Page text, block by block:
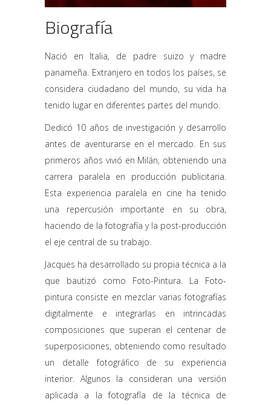
Biografía
Nació en Italia, de padre suizo y madre
panameña. Extranjero en todos los países, se
considera ciudadano del mundo, su vida ha
tenido lugar en diferentes partes del mundo.
Dedicó 10 años de investigación y desarrollo
antes de aventurarse en el mercado. En sus
primeros años vivió en Milán, obteniendo una
carrera paralela en producción publicitaria.
Esta experiencia paralela en cine ha tenido
una repercusión importante en su obra,
haciendo de la fotografía y la post-producción
el eje central de su trabajo.
Jacques ha desarrollado su propia técnica a la
que bautizó como Foto-Pintura. La Foto-
pintura consiste en mezclar varias fotografías
digitalmente e integrarlas en intrincadas
composiciones que superan el centenar de
superposiciones, obteniendo como resultado
un detalle fotográfico de su experiencia
interior. Algunos la consideran una versión
aplicada a la fotografía de la técnica de